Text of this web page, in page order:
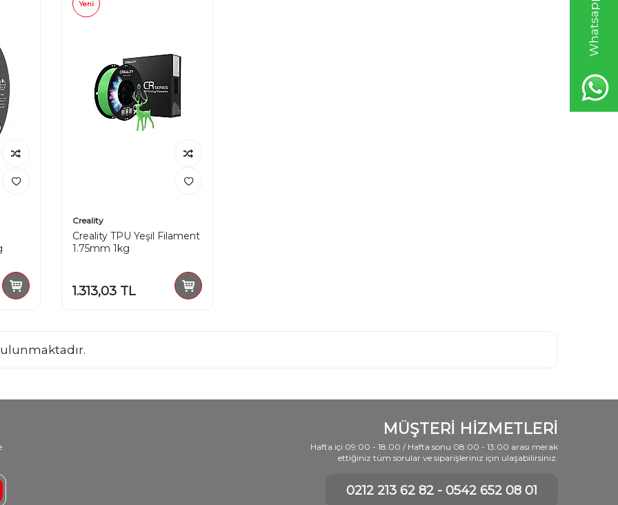
Yeni
Creality
Creality TPU Yeşil Filament
1.75mm 1kg
1.313,03 TL
MÜŞTERİ HİZMETLERİ
Hafta içi 09:00 - 18:00 / Hafta sonu 08:00 - 13:00 arası merak
ettiğiniz tüm sorular ve siparişleriniz için ulaşabilirsiniz.
0212 213 62 82 - 0542 652 08 01